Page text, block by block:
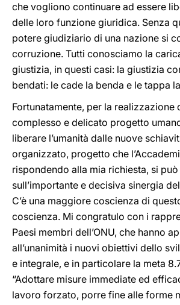
che vogliono continuare ad essere
delle loro funzione giuridica. Senza
potere giudiziario di una nazione si
corruzione. Tutti conosciamo la
giustizia, in questi casi: la giustizia
bendati: le cade la benda e le tappa
Fortunatamente, per la realizzazione
complesso e delicato progetto
liberare l’umanità dalle nuove
organizzato, progetto che
rispondendo alla mia richiesta, si
sull’importante e decisiva sinergia
C’è una maggiore coscienza di
coscienza. Mi congratulo con i
Paesi membri dell’ONU, che hanno
all’unanimità i nuovi obiettivi dello
e integrale, e in particolare la meta
“Adottare misure immediate ed
lavoro forzato, porre fine alle forme